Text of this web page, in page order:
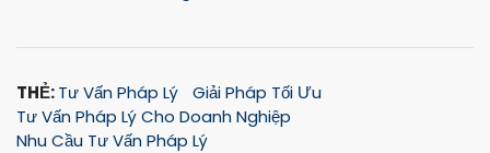
THẺ:Tư Vấn Pháp Lý
Giải Pháp Tối Ưu
Tư Vấn Pháp Lý Cho Doanh Nghiệp
Nhu Cầu Tư Vấn Pháp Lý